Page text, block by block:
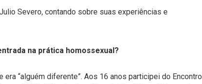
Severo, contando sobre suas experiências e
na prática homossexual?
era “alguém diferente”. Aos 16 anos participei do Encontro